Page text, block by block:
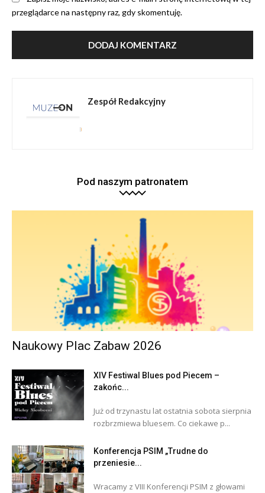
przeglądarce na następny raz, gdy skomentuję.
Zespół Redakcyjny
Pod naszym patronatem
Naukowy Plac Zabaw 2026
XIV Festiwal Blues pod Piecem –
zakońc...
Już od trzynastu lat ostatnia sobota sierpnia
rozbrzmiewa bluesem. Co ciekawe p...
Konferencja PSIM „Trudne do
przeniesie...
Wracamy z VIII Konferencji PSIM z głowami